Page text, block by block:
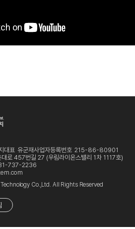
대표 유군재사업자등록번호 215-86-80901
대로 457번길 27 (우림라이온스밸리 1차 1117호)
737-2236
Co.,Ltd. All Rights Reserved